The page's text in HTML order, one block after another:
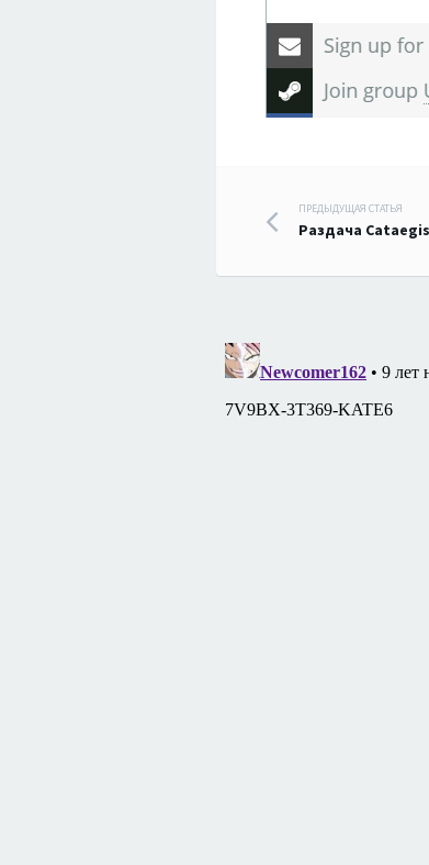
по
ПРЕДЫДУЩАЯ СТАТЬЯ
Раздача